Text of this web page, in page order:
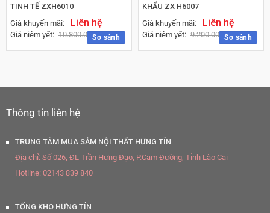
So sánh
TINH TẾ ZXH6010
Giá khuyến mãi:
Liên hệ
Giá niêm yết: 10.800.000₫ So sánh
KHẨU ZX H6007
Giá khuyến mãi:
Liên hệ
Giá niêm yết: 9.200.000 ₫
Thông tin liên hệ
TRUNG TÂM MUA SẮM NỘI THẤT HƯNG TÍN
Địa chỉ: Số 026, ĐL Trần Hưng Đạo, P.Cam Đường, Tỉnh Lào Cai
Hotline: 02143 839 840
TỔNG KHO HƯNG TÍN